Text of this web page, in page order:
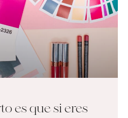
es que si eres